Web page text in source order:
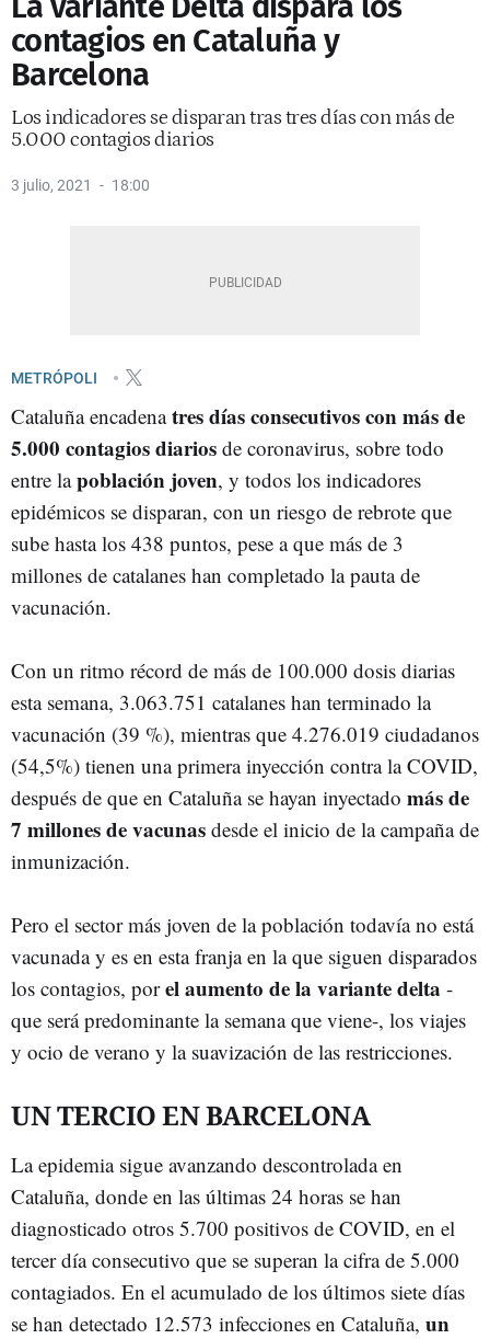
contagios en Cataluña y
Barcelona
Los indicadores se disparan tras tres días con más de
5.000 contagios diarios
3 julio, 2021 18:00
METRÓPOLI
Cataluña encadenatres días consecutivos con más de
5.000 contagios diarios de coronavirus, sobre todo
entre lapoblación joven, y todos los indicadores
epidémicos se disparan, con un riesgo de rebrote que
sube hasta los 438 puntos, pese a que más de 3
millones de catalanes han completado la pauta de
vacunación.
Con un ritmo récord de más de 100.000 dosis diarias
esta semana, 3.063.751 catalanes han terminado la
vacunación (39 %), mientras que 4.276.019 ciudadanos
(54,5%) tienen una primera inyección contra la COVID,
después de que en Cataluña se hayan inyectado más de
7 millones de vacunas desde el inicio de la campaña de
inmunización.
Pero el sector más joven de la población todavía no está
vacunada y es en esta franja en la que siguen disparados
los contagios, porel aumento de la variante delta -
que será predominante la semana que viene-, los viajes
y ocio de verano y la suavización de las restricciones.
UN TERCIO EN BARCELONA
La epidemia sigue avanzando descontrolada en
Cataluña, donde en las últimas 24 horas se han
diagnosticado otros 5.700 positivos de COVID, en el
tercer día consecutivo que se superan la cifra de 5.000
contagiados. En el acumulado de los últimos siete días
se han detectado 12.573 infecciones en Cataluña, un